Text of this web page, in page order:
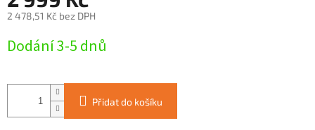
2 478,51 Kč bez DPH
cena:
Dodání 3-5 dnů
Přidat do košíku